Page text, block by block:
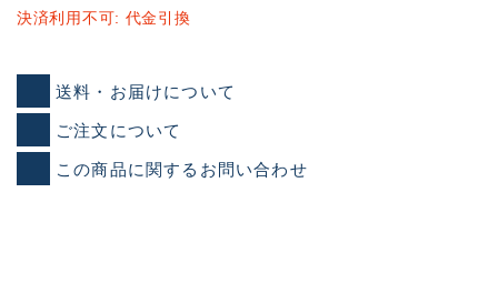
決済利用不可: 代金引換
送料・お届けについて
ご注文について
この商品に関するお問い合わせ